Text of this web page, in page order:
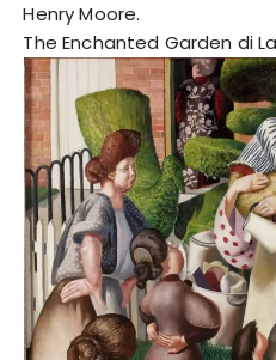
Henry Moore.
The Enchanted Garden di